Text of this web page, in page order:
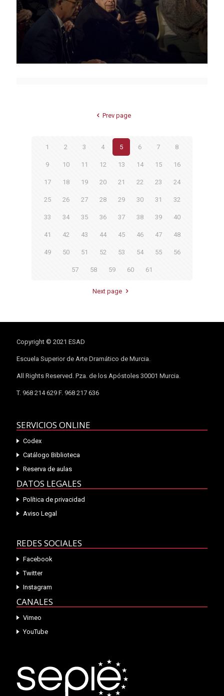
Prev page
1 2 3 4 5 6 7 8
9 10 11 12 13 14 15 16
17 18 19 20 21 22 23 24
25 26 27 28 29 30 31 32
33 34 35 36 37 38 39 40
41 42 43 44 45 46 47 48
49 50 51 52 53 54 55 56
57 58 59 60 61
Next page
Copyright © 2021 ESAD
Escuela Superior de Arte Dramático de Murcia.
All Rights Reserved. Pza. de los Apóstoles 30001 Murcia.
T. 968 214 629 F. 968 217 636
SERVICIOS ONLINE
Codex
Catálogo Biblioteca
Reserva de aulas
DATOS LEGALES
Política de privacidad
Aviso Legal
REDES SOCIALES
Facebook
Twitter
Instagram
CANALES
Vimeo
YouTube